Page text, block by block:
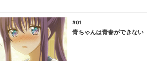
#01
青ちゃんは青春ができない